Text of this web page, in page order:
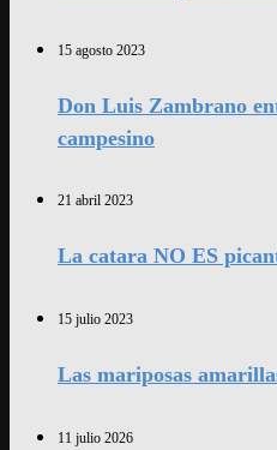
15 agosto 2023
Don Luis Zambrano
campesino
21 abril 2023
La catara NO ES
15 julio 2023
Las mariposas
11 julio 2026